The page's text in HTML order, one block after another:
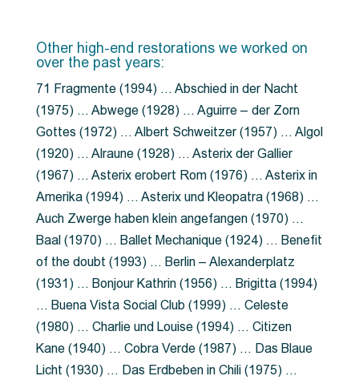
Other high-end restorations we worked on
over the past years:
71 Fragmente (1994) … Abschied in der Nacht
(1975) … Abwege (1928) … Aguirre – der Zorn
Gottes (1972) … Albert Schweitzer (1957) … Algol
(1920) … Alraune (1928) … Asterix der Gallier
(1967) … Asterix erobert Rom (1976) … Asterix in
Amerika (1994) … Asterix und Kleopatra (1968) …
Auch Zwerge haben klein angefangen (1970) …
Baal (1970) … Ballet Mechanique (1924) … Benefit
of the doubt (1993) … Berlin – Alexanderplatz
(1931) … Bonjour Kathrin (1956) … Brigitta (1994)
… Buena Vista Social Club (1999) … Celeste
(1980) … Charlie und Louise (1994) … Citizen
Kane (1940) … Cobra Verde (1987) … Das Blaue
Licht (1930) … Das Erdbeben in Chili (1975) …